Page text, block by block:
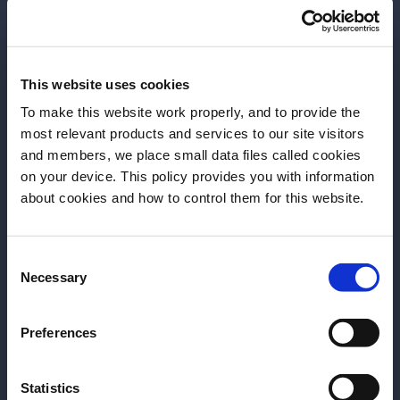
This website uses cookies
To make this website work properly, and to provide the
most relevant products and services to our site visitors
and members, we place small data files called cookies
on your device. This policy provides you with information
about cookies and how to control them for this website.
Selection
Necessary
Preferences
Statistics
Πριν ξεκινήσουμε, χρειάζεται να
γνωρίσουμε την ημερομηνία γέννησής
σας;
Παρακαλούμε επιλέξτε μία χώρα:
που έπεφτε. Ήταν το τέλειο aperitivo πριν
ξεκινήσει η νύχτα.
Και όπως πάντα στη Νέα Ορλεάνη, η βραδιά
είχε πολλές επιλογές για να ικανοποιήσει κάθε
διάθεση. Θέλατε να κάνετε κάτι extra; Η Bacardi
γέμισε το Sugar Mill με ενέργεια και ρούμι,
γιορτάζοντας την20η
επέτειο του Tales of the
Shoulder φιλοξένησε υπαίθριο χορό και μεθύσι
ακολουθήσετε το άρωμα της Altos Tequila’s σε
μια απομονωμένη διεύθυνση, γεμάτη αγαύη,
ιδιωτικά πάρτι και, προς τέρψη όλων, μακιγιάζ
με γκλίτερ κατόπιν αιτήματος.